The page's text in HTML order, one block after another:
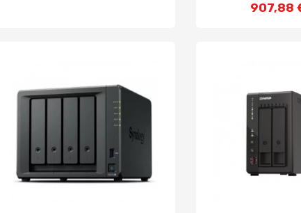
907,88